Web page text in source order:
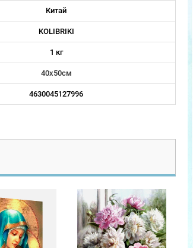
Китай
KOLIBRIKI
1 кг
40х50см
4630045127996